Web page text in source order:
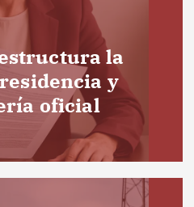
la
y
oficial